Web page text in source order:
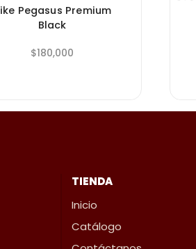
Pegasus Premium
Black
$180,000
TIENDA
Inicio
Catálogo